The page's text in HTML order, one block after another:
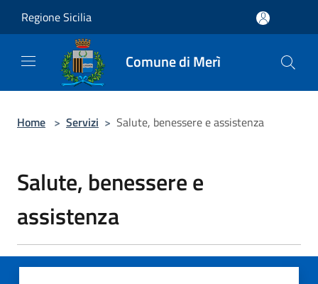
Regione Sicilia
Comune di Merì
Home > Servizi > Salute, benessere e assistenza
Salute, benessere e
assistenza